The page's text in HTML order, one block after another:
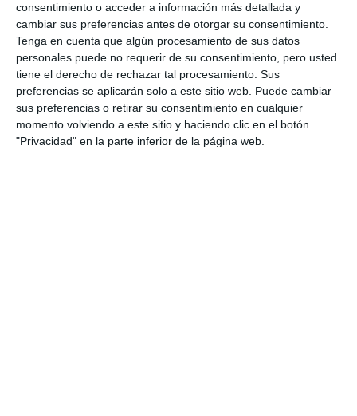
consentimiento o acceder a información más detallada y
cambiar sus preferencias antes de otorgar su consentimiento.
Tenga en cuenta que algún procesamiento de sus datos
personales puede no requerir de su consentimiento, pero usted
tiene el derecho de rechazar tal procesamiento. Sus
preferencias se aplicarán solo a este sitio web. Puede cambiar
sus preferencias o retirar su consentimiento en cualquier
momento volviendo a este sitio y haciendo clic en el botón
"Privacidad" en la parte inferior de la página web.
Cultura trabaja con Recursos
Humanos para la contratación
de personal en Bibliotecas
ACTUALIDAD
Ciudadanos Mijas denuncia un
“apagón” en la gestión de la
biblioteca del Teatro